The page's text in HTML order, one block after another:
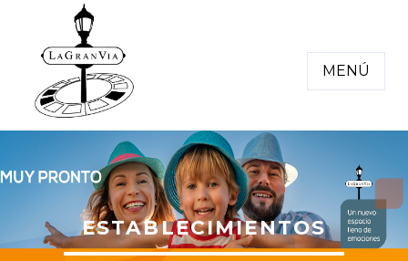
MENÚ
ESTABLECIMIENTOS